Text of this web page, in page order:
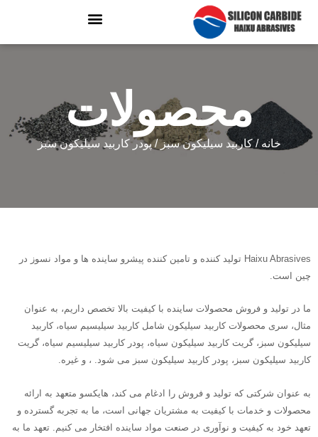
محصولات
خانه/کاربید سیلیکون سبز/ پودر کاربید سیلیکون سبز
Haixu Abrasives تولید کننده و تامین کننده پیشرو ساینده ها و مواد نسوز در
چین است.
ما در تولید و فروش محصولات ساینده با کیفیت بالا تخصص داریم، به عنوان
مثال، سری محصولات کاربید سیلیکون شامل کاربید سیلیسیم سیاه، کاربید
سیلیکون سبز، گریت کاربید سیلیکون سیاه، پودر کاربید سیلیسیم سیاه، گریت
کاربید سیلیکون سبز، پودر کاربید سیلیکون سبز می شود. ، و غیره.
به عنوان شرکتی که تولید و فروش را ادغام می کند، هایکسو متعهد به ارائه
محصولات و خدمات با کیفیت به مشتریان جهانی است، ما به تجربه گسترده و
تعهد خود به کیفیت و نوآوری در صنعت مواد ساینده افتخار می کنیم. تعهد ما به